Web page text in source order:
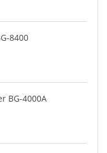
8400
BG-4000A